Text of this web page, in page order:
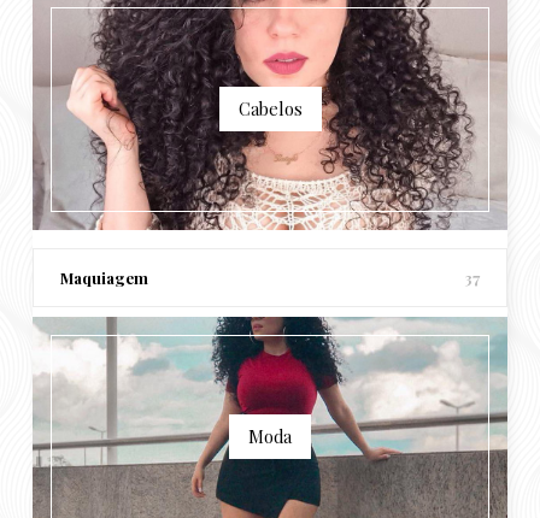
Cabelos
Maquiagem 37
Moda